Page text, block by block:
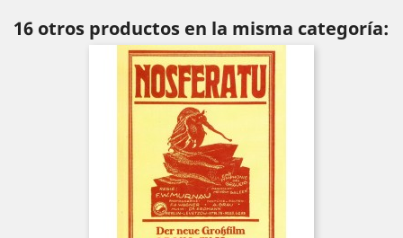
16 otros productos en la misma categoría: